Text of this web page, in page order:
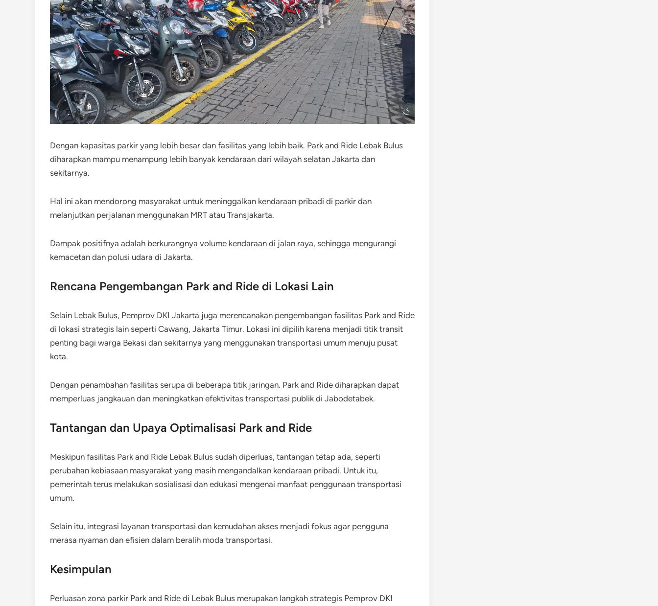
Dengan kapasitas parkir yang lebih besar dan fasilitas yang lebih baik. Park and Ride Lebak Bulus
diharapkan mampu menampung lebih banyak kendaraan dari wilayah selatan Jakarta dan
sekitarnya.
Hal ini akan mendorong masyarakat untuk meninggalkan kendaraan pribadi di parkir dan
melanjutkan perjalanan menggunakan MRT atau Transjakarta.
Dampak positifnya adalah berkurangnya volume kendaraan di jalan raya, sehingga mengurangi
kemacetan dan polusi udara di Jakarta.
Rencana Pengembangan Park and Ride di Lokasi Lain
Selain Lebak Bulus, Pemprov DKI Jakarta juga merencanakan pengembangan fasilitas Park and Ride
di lokasi strategis lain seperti Cawang, Jakarta Timur. Lokasi ini dipilih karena menjadi titik transit
penting bagi warga Bekasi dan sekitarnya yang menggunakan transportasi umum menuju pusat
kota.
Dengan penambahan fasilitas serupa di beberapa titik jaringan. Park and Ride diharapkan dapat
memperluas jangkauan dan meningkatkan efektivitas transportasi publik di Jabodetabek.
Tantangan dan Upaya Optimalisasi Park and Ride
Meskipun fasilitas Park and Ride Lebak Bulus sudah diperluas, tantangan tetap ada, seperti
perubahan kebiasaan masyarakat yang masih mengandalkan kendaraan pribadi. Untuk itu,
pemerintah terus melakukan sosialisasi dan edukasi mengenai manfaat penggunaan transportasi
umum.
Selain itu, integrasi layanan transportasi dan kemudahan akses menjadi fokus agar pengguna
merasa nyaman dan efisien dalam beralih moda transportasi.
Kesimpulan
Perluasan zona parkir Park and Ride di Lebak Bulus merupakan langkah strategis Pemprov DKI